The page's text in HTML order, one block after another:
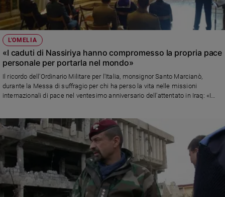
L'OMELIA
«I caduti di Nassiriya hanno compromesso la propria pace
personale per portarla nel mondo»
Il ricordo dell'Ordinario Militare per l'Italia, monsignor Santo Marcianò,
durante la Messa di suffragio per chi ha perso la vita nelle missioni
internazionali di pace nel ventesimo anniversario dell'attentato in Iraq: «I
al mondo il tesoro di Cristo»